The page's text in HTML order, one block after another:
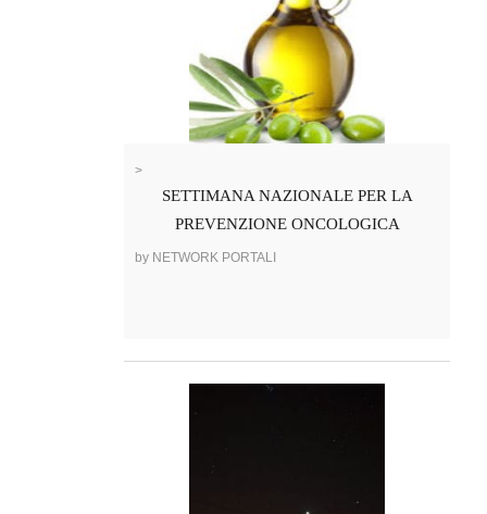
>
SETTIMANA NAZIONALE PER LA
PREVENZIONE ONCOLOGICA
by NETWORK PORTALI